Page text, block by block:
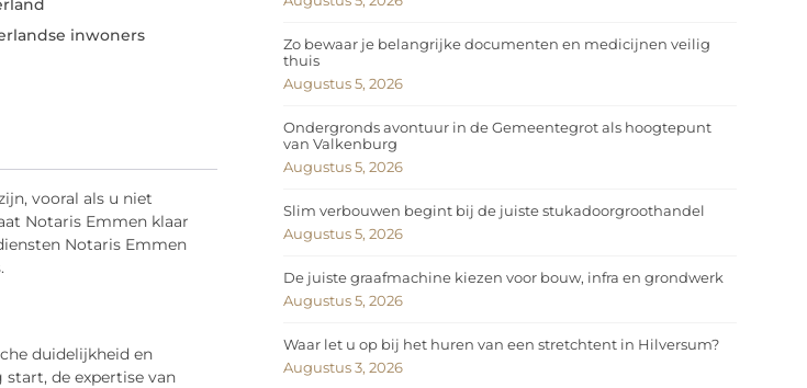
inwoners
vooral als u niet
Notaris Emmen klaar
Notaris Emmen
duidelijkheid en
de expertise van
Zo bewaar je belangrijke documenten en medicijnen veilig
thuis
Augustus 5, 2026
Ondergronds avontuur in de Gemeentegrot als hoogtepunt
van Valkenburg
Augustus 5, 2026
Slim verbouwen begint bij de juiste stukadoorgroothandel
Augustus 5, 2026
De juiste graafmachine kiezen voor bouw, infra en grondwerk
Augustus 5, 2026
Waar let u op bij het huren van een stretchtent in Hilversum?
Augustus 3, 2026